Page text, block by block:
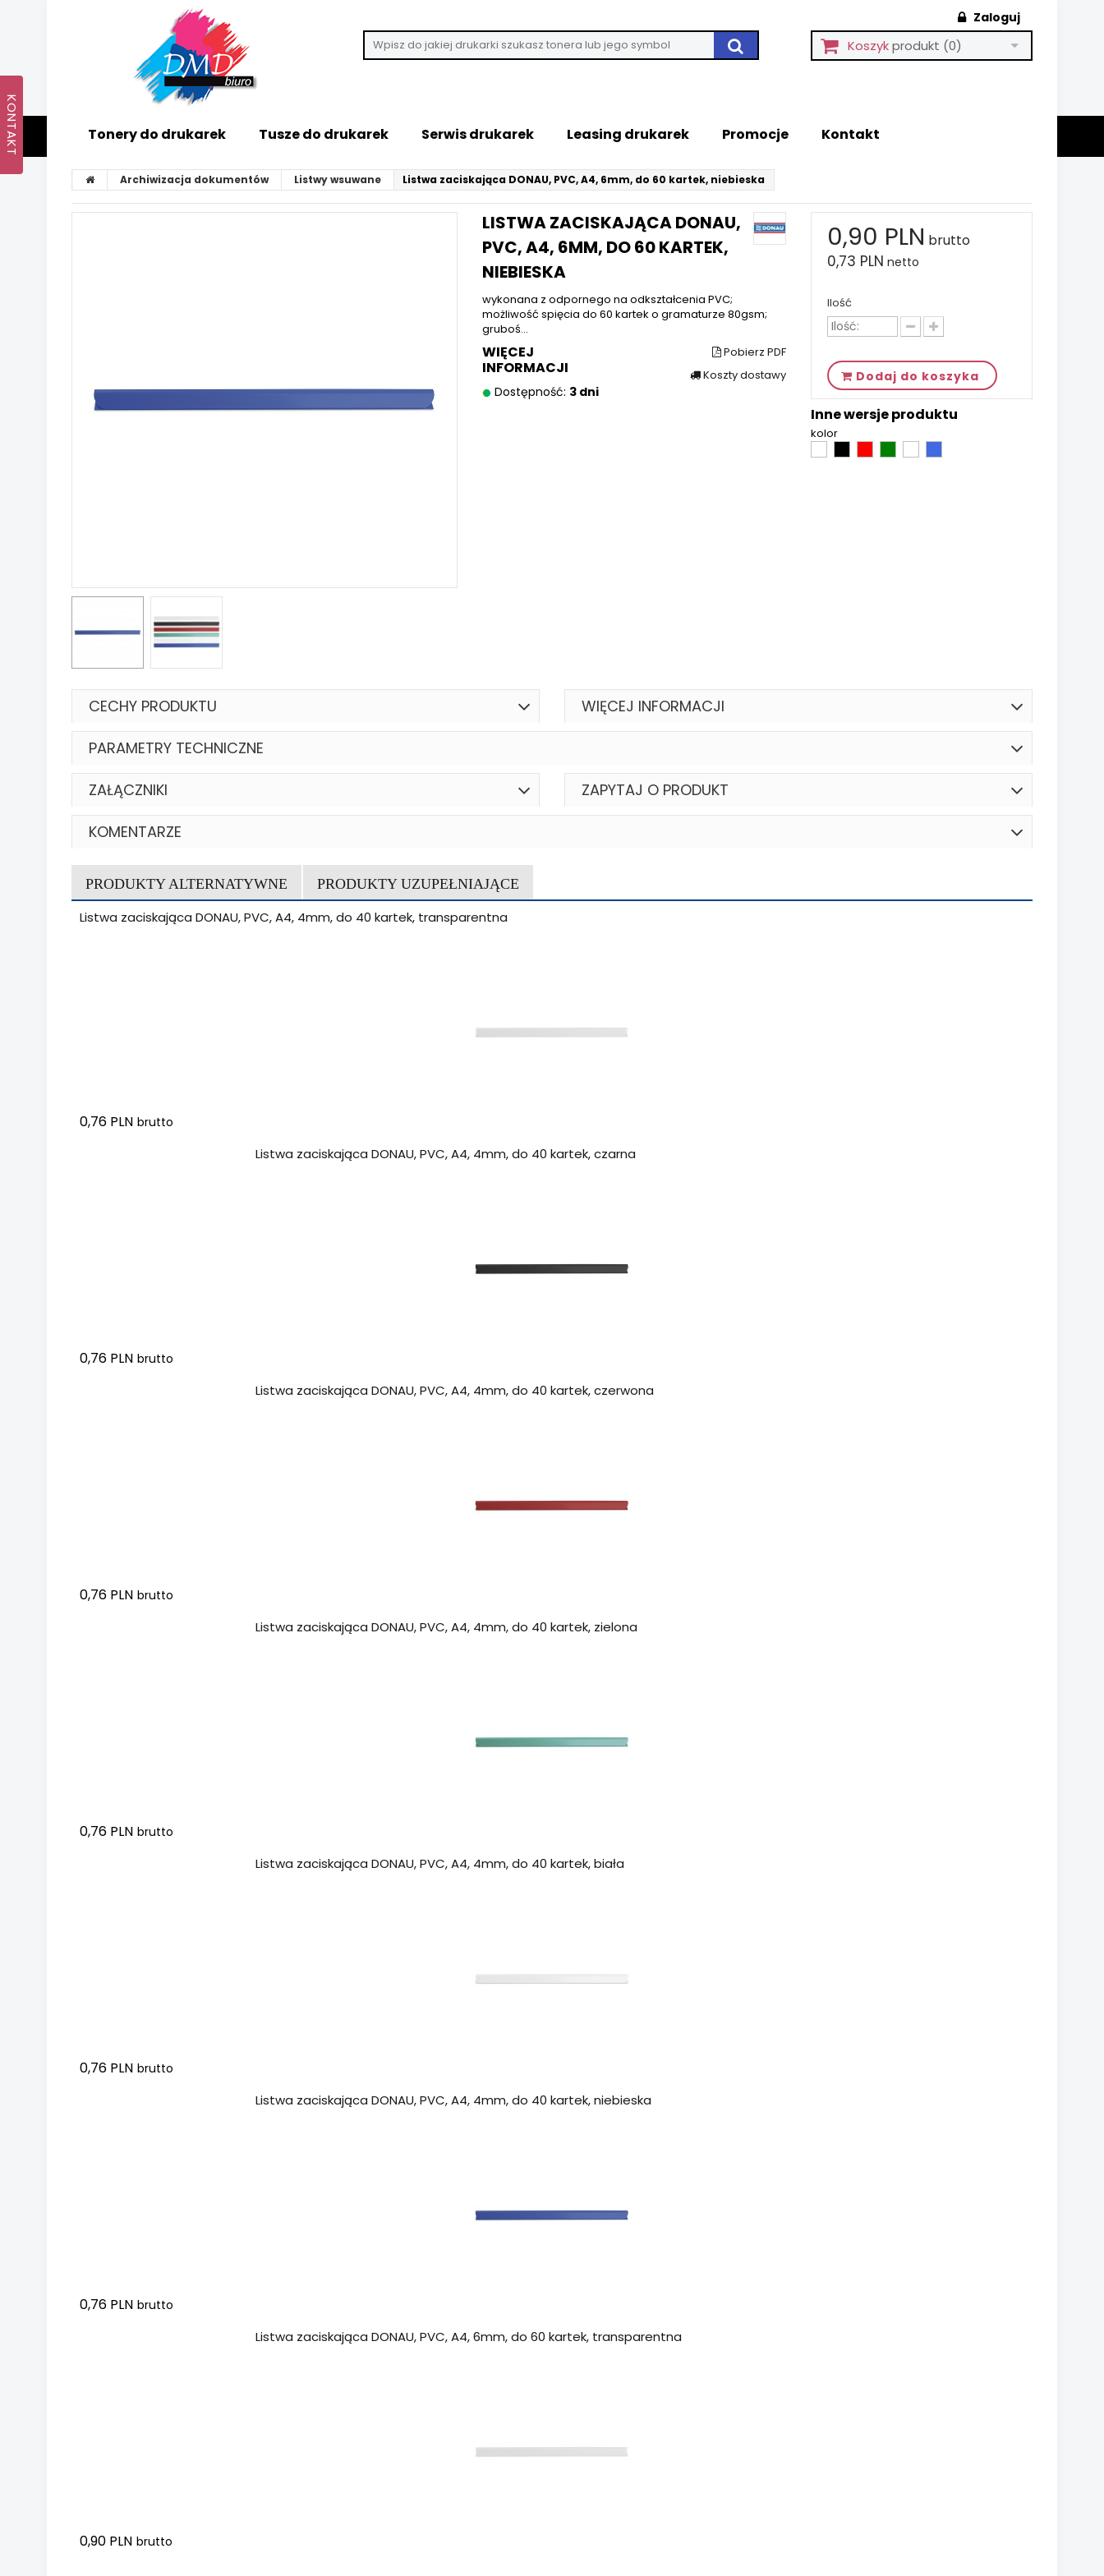
Zaloguj
Koszykprodukt (0)
Tonery do drukarek Tusze do drukarek Serwis drukarek Leasing drukarek Promocje Kontakt
Archiwizacja dokumentów Listwy wsuwane Listwa zaciskająca DONAU, PVC, A4, 6mm, do 60 kartek, niebieska
LISTWA ZACISKAJĄCA DONAU,
PVC, A4, 6MM, DO 60 KARTEK,
NIEBIESKA
wykonana z odpornego na odkształcenia PVC;
możliwość spięcia do 60 kartek o gramaturze 80gsm;
gruboś...
WIĘCEJ
INFORMACJI
Dostępność: 3 dni
Pobierz PDF
Koszty dostawy
0,90 PLN brutto
0,73 PLN netto
Ilość
Dodaj do koszyka
Inne wersje produktu
kolor
CECHY PRODUKTU WIĘCEJ INFORMACJI
PARAMETRY TECHNICZNE
ZAŁĄCZNIKI ZAPYTAJ O PRODUKT
KOMENTARZE
PRODUKTY ALTERNATYWNE PRODUKTY UZUPEŁNIAJĄCE
Listwa zaciskająca DONAU, PVC, A4, 4mm, do 40 kartek, transparentna
0,76 PLN brutto
Listwa zaciskająca DONAU, PVC, A4, 4mm, do 40 kartek, czarna
0,76 PLN brutto
Listwa zaciskająca DONAU, PVC, A4, 4mm, do 40 kartek, czerwona
0,76 PLN brutto
Listwa zaciskająca DONAU, PVC, A4, 4mm, do 40 kartek, zielona
0,76 PLN brutto
Listwa zaciskająca DONAU, PVC, A4, 4mm, do 40 kartek, biała
0,76 PLN brutto
Listwa zaciskająca DONAU, PVC, A4, 4mm, do 40 kartek, niebieska
0,76 PLN brutto
Listwa zaciskająca DONAU, PVC, A4, 6mm, do 60 kartek, transparentna
0,90 PLN brutto